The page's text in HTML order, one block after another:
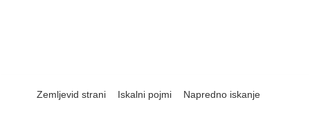
Zemljevid strani Iskalni pojmi Napredno iskanje